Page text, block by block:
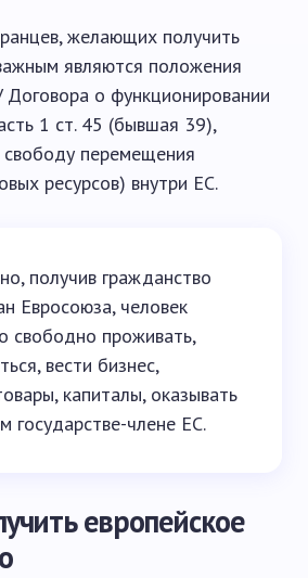
желающих получить
являются положения
Договора о функционировании
1 ст. 45 (бывшая 39),
перемещения
ресурсов) внутри ЕС.
получив гражданство
Евросоюза, человек
свободно проживать,
вести бизнес,
капиталы, оказывать
государстве-члене ЕС.
европейское